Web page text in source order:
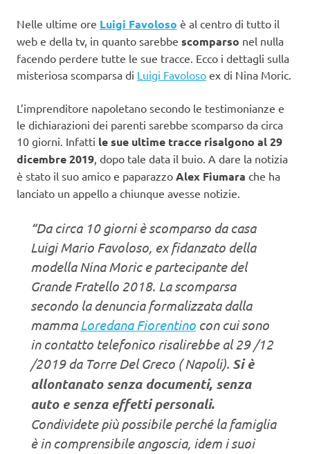
Nelle ultime ore Luigi Favoloso è al centro di tutto il
web e della tv, in quanto sarebbe scomparso nel nulla
facendo perdere tutte le sue tracce. Ecco i dettagli sulla
misteriosa scomparsa di Luigi Favoloso ex di Nina Moric.
L’imprenditore napoletano secondo le testimonianze e
le dichiarazioni dei parenti sarebbe scomparso da circa
10 giorni. Infatti le sue ultime tracce risalgono al 29
dicembre 2019 , dopo tale data il buio. A dare la notizia
è stato il suo amico e paparazzo Alex Fiumara che ha
lanciato un appello a chiunque avesse notizie.
“Da circa 10 giorni è scomparso da casa
Luigi Mario Favoloso, ex fidanzato della
modella Nina Moric e partecipante del
Grande Fratello 2018. La scomparsa
secondo la denuncia formalizzata dalla
mamma Loredana Fiorentino con cui sono
in contatto telefonico risalirebbe al 29 /12
/2019 da Torre Del Greco ( Napoli). Si è
allontanato senza documenti, senza
auto e senza effetti personali.
Condividete più possibile perché la famiglia
è in comprensibile angoscia, idem i suoi